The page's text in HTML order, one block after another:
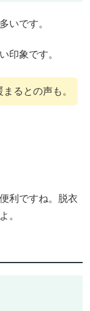
いです。
印象です。
るとの声も。
利ですね。脱衣
。